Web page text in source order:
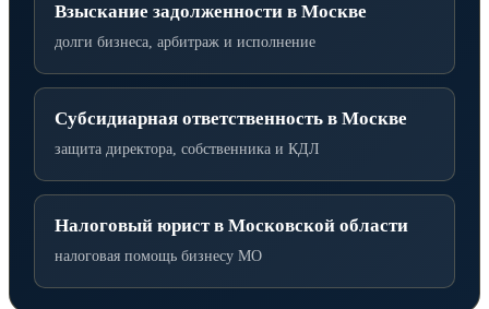
Взыскание задолженности в Москве
долги бизнеса, арбитраж и исполнение
Субсидиарная ответственность в Москве
защита директора, собственника и КДЛ
Налоговый юрист в Московской области
налоговая помощь бизнесу МО